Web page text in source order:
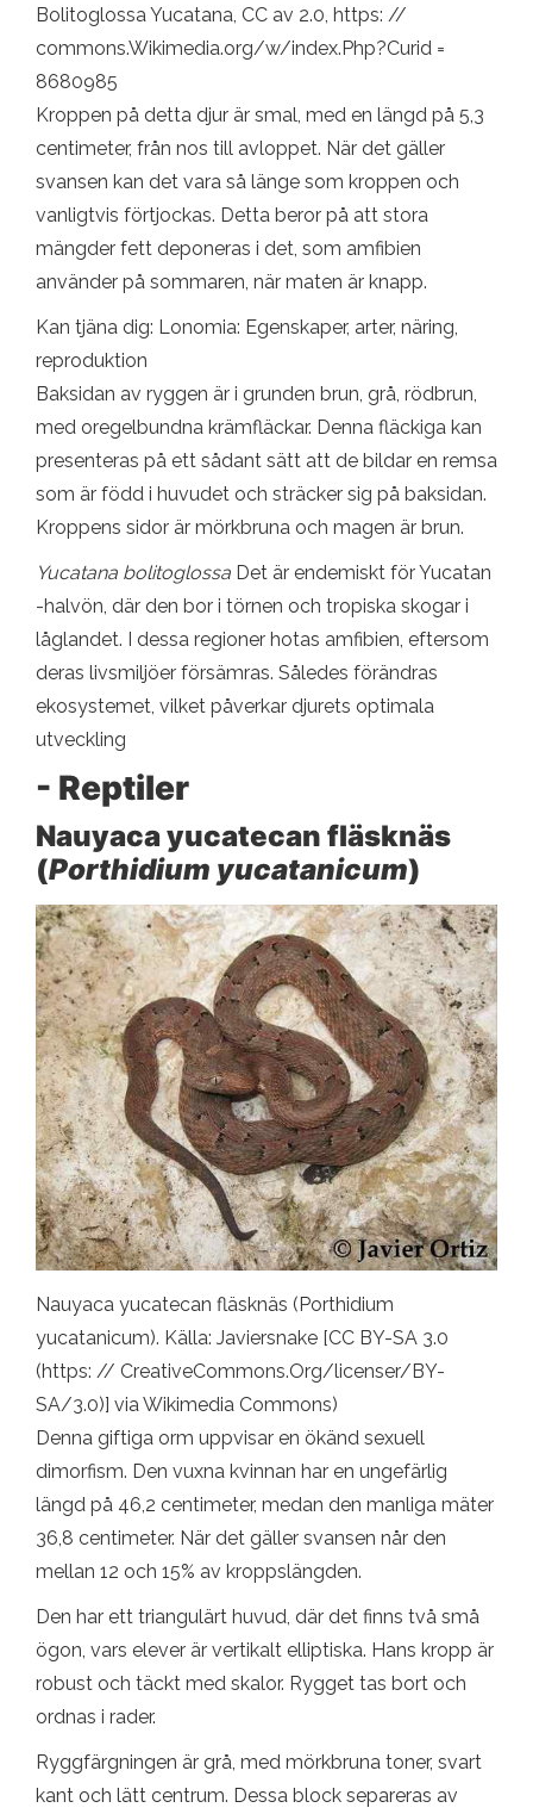
Bolitoglossa Yucatana, CC av 2.0, https: //
commons.Wikimedia.org/w/index.Php?Curid =
8680985
Kroppen på detta djur är smal, med en längd på 5,3
centimeter, från nos till avloppet. När det gäller
svansen kan det vara så länge som kroppen och
vanligtvis förtjockas. Detta beror på att stora
mängder fett deponeras i det, som amfibien
använder på sommaren, när maten är knapp.
Kan tjäna dig: Lonomia: Egenskaper, arter, näring,
reproduktion
Baksidan av ryggen är i grunden brun, grå, rödbrun,
med oregelbundna krämfläckar. Denna fläckiga kan
presenteras på ett sådant sätt att de bildar en remsa
som är född i huvudet och sträcker sig på baksidan.
Kroppens sidor är mörkbruna och magen är brun.
Yucatana bolitoglossa Det är endemiskt för Yucatan
-halvön, där den bor i törnen och tropiska skogar i
låglandet. I dessa regioner hotas amfibien, eftersom
deras livsmiljöer försämras. Således förändras
ekosystemet, vilket påverkar djurets optimala
utveckling
- Reptiler
Nauyaca yucatecan fläsknäs
(Porthidium yucatanicum)
Nauyaca yucatecan fläsknäs (Porthidium
yucatanicum). Källa: Javiersnake [CC BY-SA 3.0
(https: // CreativeCommons.Org/licenser/BY-
SA/3.0)] via Wikimedia Commons)
Denna giftiga orm uppvisar en ökänd sexuell
dimorfism. Den vuxna kvinnan har en ungefärlig
längd på 46,2 centimeter, medan den manliga mäter
36,8 centimeter. När det gäller svansen når den
mellan 12 och 15% av kroppslängden.
Den har ett triangulärt huvud, där det finns två små
ögon, vars elever är vertikalt elliptiska. Hans kropp är
robust och täckt med skalor. Rygget tas bort och
ordnas i rader.
Ryggfärgningen är grå, med mörkbruna toner, svart
kant och lätt centrum. Dessa block separeras av